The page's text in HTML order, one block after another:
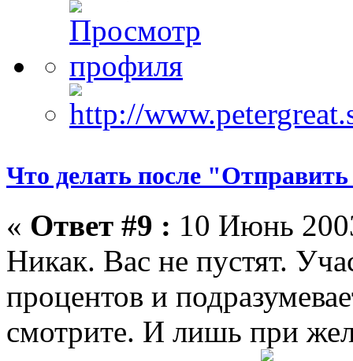
Что делать после
« Ответ #9 : 10 Июнь
Никак. Вас не пустят.
процентов и
смотрите. И лишь при